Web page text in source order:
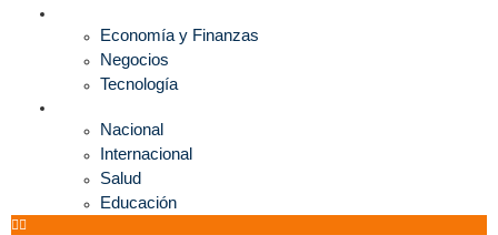
Economía y Finanzas
Negocios
Tecnología
Nacional
Internacional
Salud
Educación